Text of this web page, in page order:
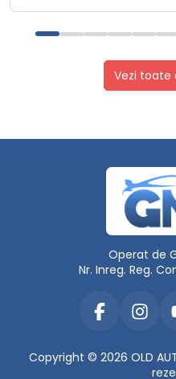
Vezi toate
Operat de
Nr. Inreg. Reg.
Copyright © 2026 OLD